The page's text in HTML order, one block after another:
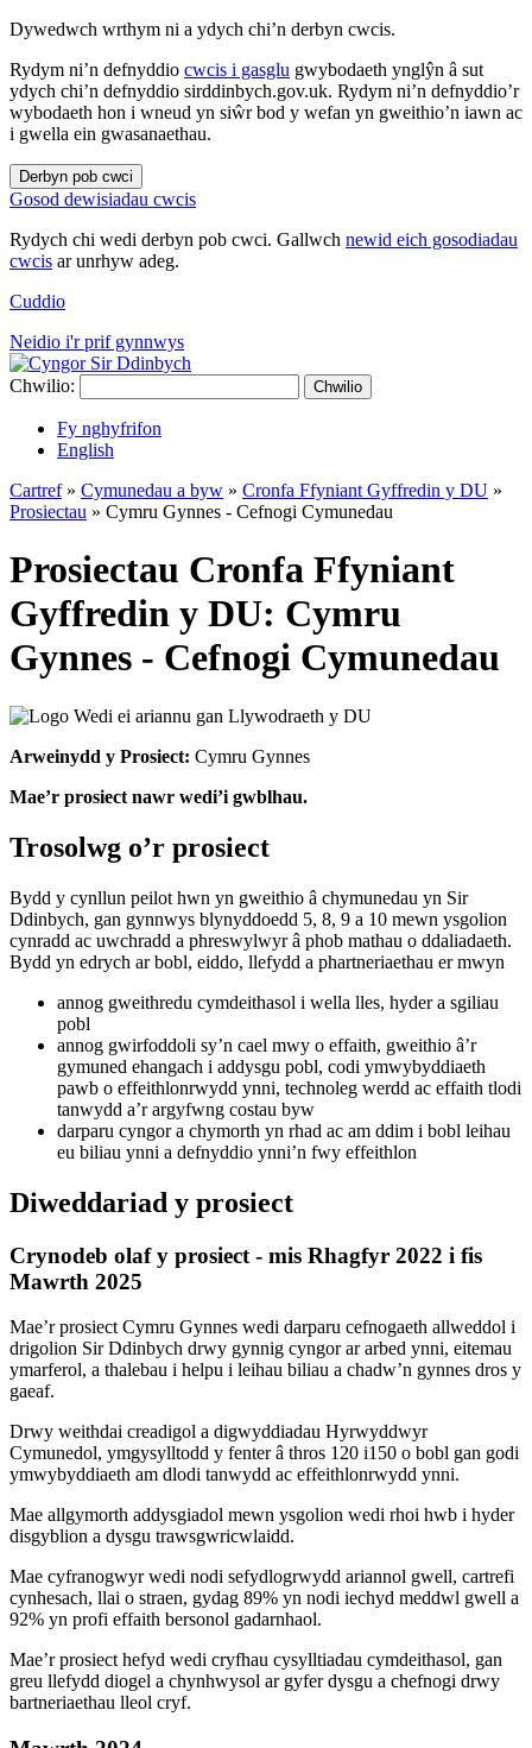
Dywedwch wrthym ni a ydych chi’n derbyn cwcis.
Rydym ni’n defnyddio cwcis i gasglu gwybodaeth ynglŷn â sut
ydych chi’n defnyddio sirddinbych.gov.uk. Rydym ni’n defnyddio’r
wybodaeth hon i wneud yn siŵr bod y wefan yn gweithio’n iawn ac
i gwella ein gwasanaethau.
Derbyn pob cwci
Gosod dewisiadau cwcis
Rydych chi wedi derbyn pob cwci. Gallwch newid eich gosodiadau
cwcis ar unrhyw adeg.
Cuddio
Neidio i'r prif gynnwys
Chwilio: Chwilio
Fy nghyfrifon
English
Cartref» Cymunedau a byw » Cronfa Ffyniant Gyffredin y DU »
Prosiectau » Cymru Gynnes - Cefnogi Cymunedau
Prosiectau Cronfa Ffyniant
Gyffredin y DU: Cymru
Gynnes - Cefnogi Cymunedau
Arweinydd y Prosiect: Cymru Gynnes
Mae’r prosiect nawr wedi’i gwblhau.
Trosolwg o’r prosiect
Bydd y cynllun peilot hwn yn gweithio â chymunedau yn Sir
Ddinbych, gan gynnwys blynyddoedd 5, 8, 9 a 10 mewn ysgolion
cynradd ac uwchradd a phreswylwyr â phob mathau o ddaliadaeth.
Bydd yn edrych ar bobl, eiddo, llefydd a phartneriaethau er mwyn
annog gweithredu cymdeithasol i wella lles, hyder a sgiliau
pobl
annog gwirfoddoli sy’n cael mwy o effaith, gweithio â’r
gymuned ehangach i addysgu pobl, codi ymwybyddiaeth
pawb o effeithlonrwydd ynni, technoleg werdd ac effaith tlodi
tanwydd a’r argyfwng costau byw
darparu cyngor a chymorth yn rhad ac am ddim i bobl leihau
eu biliau ynni a defnyddio ynni’n fwy effeithlon
Diweddariad y prosiect
Crynodeb olaf y prosiect - mis Rhagfyr 2022 i fis
Mawrth 2025
Mae’r prosiect Cymru Gynnes wedi darparu cefnogaeth allweddol i
drigolion Sir Ddinbych drwy gynnig cyngor ar arbed ynni, eitemau
ymarferol, a thalebau i helpu i leihau biliau a chadw’n gynnes dros y
gaeaf.
Drwy weithdai creadigol a digwyddiadau Hyrwyddwyr
Cymunedol, ymgysylltodd y fenter â thros 120 i150 o bobl gan godi
ymwybyddiaeth am dlodi tanwydd ac effeithlonrwydd ynni.
Mae allgymorth addysgiadol mewn ysgolion wedi rhoi hwb i hyder
disgyblion a dysgu trawsgwricwlaidd.
Mae cyfranogwyr wedi nodi sefydlogrwydd ariannol gwell, cartrefi
cynhesach, llai o straen, gydag 89% yn nodi iechyd meddwl gwell a
92% yn profi effaith bersonol gadarnhaol.
Mae’r prosiect hefyd wedi cryfhau cysylltiadau cymdeithasol, gan
greu llefydd diogel a chynhwysol ar gyfer dysgu a chefnogi drwy
bartneriaethau lleol cryf.